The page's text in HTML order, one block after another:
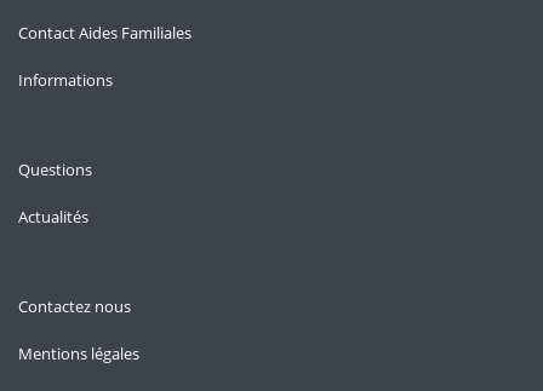
Contact Aides Familiales
Informations
Questions
Actualités
Contactez nous
Mentions légales